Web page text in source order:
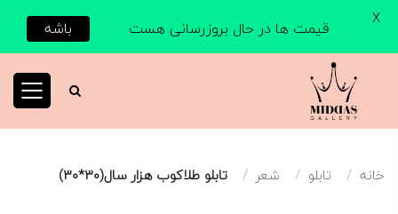
خانه تابلو شعر تابلو طلاکوب هزار سال(۳۰*۳۰)
قیمت ها در حال بروزرسانی هست باشه X